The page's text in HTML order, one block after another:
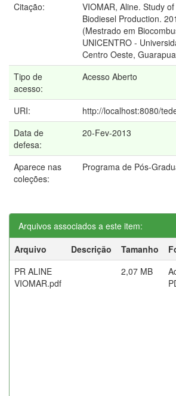
Citação:
VIOMAR, Aline. Study
Biodiesel Production.
(Mestrado em
UNICENTRO -
Centro Oeste,
Tipo de
acesso:
Acesso Aberto
URI:
http://localhost:8080/
Data de
defesa:
20-Fev-2013
Aparece nas
coleções:
Programa de Pós-
Arquivos associados a este item:
Arquivo
Descrição Tamanho
PR ALINE
VIOMAR.pdf
2,07 MB